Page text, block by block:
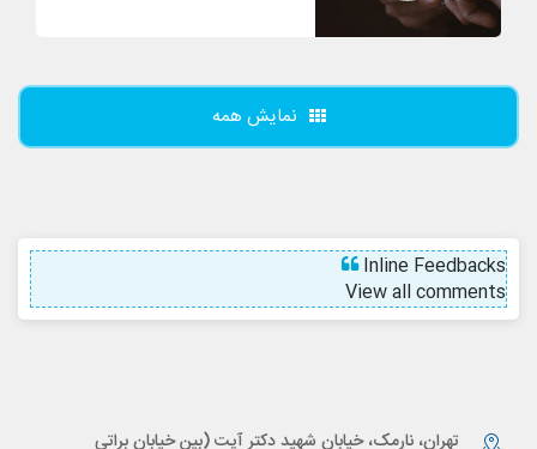
نمایش همه
Inline Feedbacks
View all comments
تهران، نارمک، خیابان شهید دکتر آیت (بین خیابان براتی